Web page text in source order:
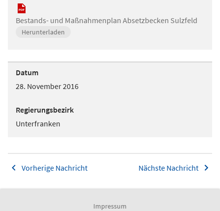
Bestands- und Maßnahmenplan Absetzbecken Sulzfeld
Herunterladen
Datum
28. November 2016
Regierungsbezirk
Unterfranken
Vorherige Nachricht Nächste Nachricht
Impressum